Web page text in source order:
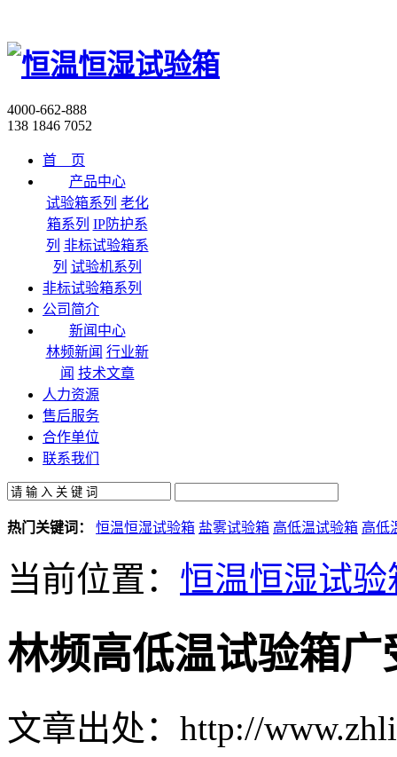
4000-662-888
138 1846 7052
首 页
产品中心
试验箱系列 老化
箱系列 IP防护系
列 非标试验箱系
列 试验机系列
非标试验箱系列
公司简介
新闻中心
林频新闻 行业新
闻 技术文章
人力资源
售后服务
合作单位
联系我们
热门关键词： 恒温恒湿试验箱 盐雾试验箱 高低温试验箱 高低
当前位置： 恒温恒湿试验
林频高低温试验箱广
文章出处：http://